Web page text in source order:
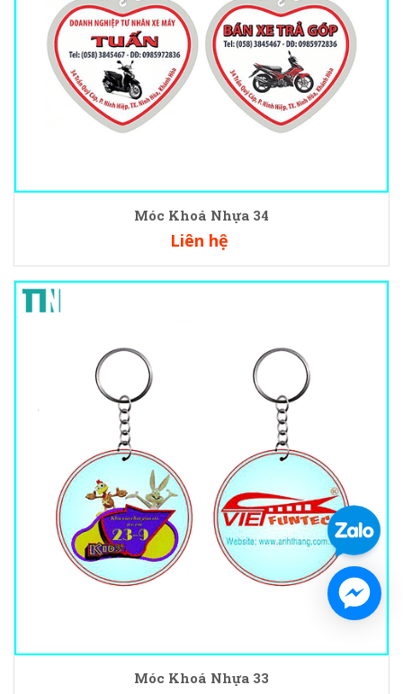
Móc Khoá Nhựa 34
Liên hệ
Móc Khoá Nhựa 33